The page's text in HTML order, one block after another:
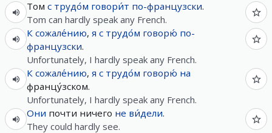
Том с трудо́м говори́т по-французски.
Tom can hardly speak any French.
К сожале́нию, я с трудо́м говорю́ по-
французски.
Unfortunately, I hardly speak any French.
К сожале́нию, я с трудо́м говорю́ на
францу́зском.
Unfortunately, I hardly speak any French.
Они почти ничего не ви́дели.
They could hardly see.